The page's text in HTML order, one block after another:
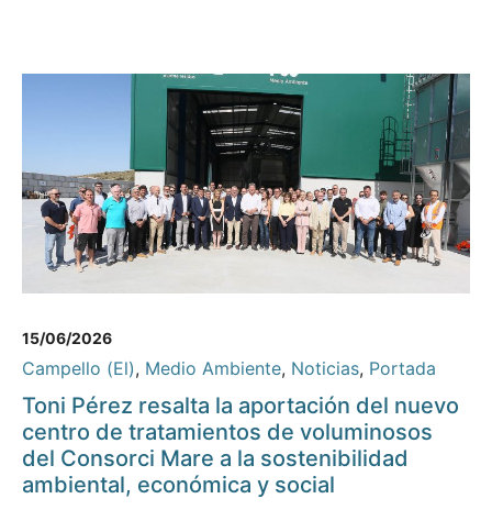
15/06/2026
Campello (El), Medio Ambiente, Noticias, Portada
Toni Pérez resalta la aportación del nuevo
centro de tratamientos de voluminosos
del Consorci Mare a la sostenibilidad
ambiental, económica y social